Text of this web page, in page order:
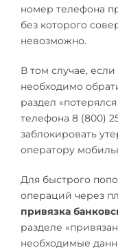
номер телефона
без которого
невозможно.
В том случае,
необходимо
раздел
телефона 8 (800)
заблокировать
оператору
Для быстрого
операций через
привязка
разделе
необходимые